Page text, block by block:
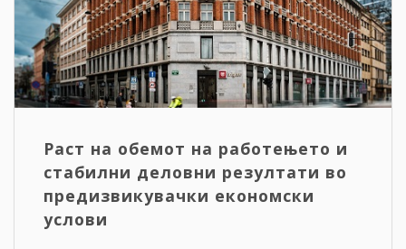
Раст на обемот на работењето и
стабилни деловни резултати во
предизвикувачки економски
услови